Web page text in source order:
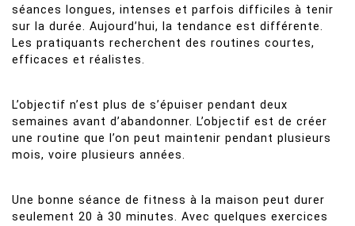
séances longues, intenses et parfois difficiles à tenir
sur la durée. Aujourd’hui, la tendance est différente.
Les pratiquants recherchent des routines courtes,
efficaces et réalistes.
L’objectif n’est plus de s’épuiser pendant deux
semaines avant d’abandonner. L’objectif est de créer
une routine que l’on peut maintenir pendant plusieurs
mois, voire plusieurs années.
Une bonne séance de fitness à la maison peut durer
seulement 20 à 30 minutes. Avec quelques exercices